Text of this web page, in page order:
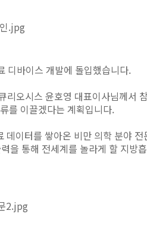
디바이스 개발에 돌입했습니다.
오시스 윤호영 대표이사님께서
를 이끌겠다는 계획입니다.
이터를 쌓아온 비만 의학 분야
통해 전세계를 놀라게 할 지방